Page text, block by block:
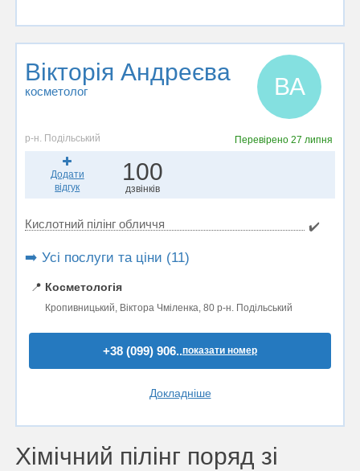
Вікторія Андреєва
косметолог ВА
р-н. Подільський Перевірено 27 липня
Додати
відгук
100
дзвінків
Кислотний пілінг обличчя ✔️
➡️ Усі послуги та ціни (11)
📍 Косметологія
Кропивницький, Віктора Чміленка, 80 р-н. Подільський
+38 (099) 906..показати номер
Докладніше
Хімічний пілінг поряд зі